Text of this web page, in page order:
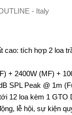
- Italy
cao: tích hợp 2 loa
+ 2400W (MF) +
SPL Peak @ 1m
12 loa kèm 1 GTO
lễ hội, sự kiện